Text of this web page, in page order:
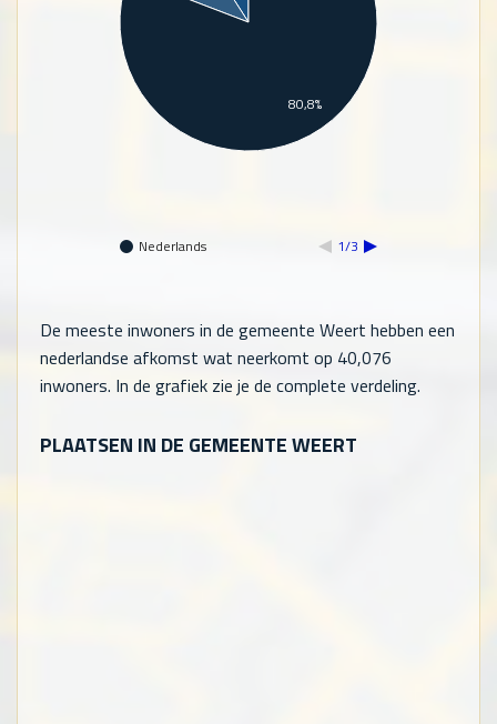
Nederlands 1/3
80,8%
De meeste inwoners in de gemeente Weert hebben een
nederlandse afkomst wat neerkomt op 40,076
inwoners. In de grafiek zie je de complete verdeling.
PLAATSEN IN DE GEMEENTE WEERT